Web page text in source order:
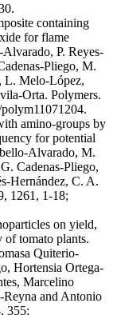
containing
for flame
P. Reyes-
Pliego, M.
L. Melo-López,
Orta. Polymers.
amino-groups by
for potential
Alvarado, M.
Cadenas-Pliego,
Hernández, C. A.
1261, 1-18;
on yield,
of tomato plants.
Quiterio-
Hortensia Ortega-
Marcelino
Reyna and Antonio
355;